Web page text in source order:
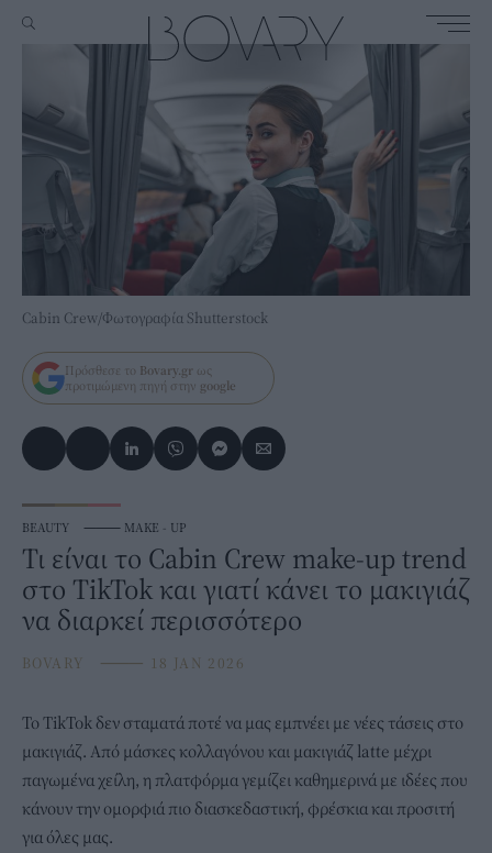
Cabin Crew/Φωτογραφία Shutterstock
Πρόσθεσε το Bovary.gr ως
προτιμώμενη πηγή στην google
BEAUTY ⸻ MAKE - UP
Τι είναι το Cabin Crew make-up trend
στο TikTok και γιατί κάνει το μακιγιάζ
να διαρκεί περισσότερο
BOVARY ⸻ 18 JAN 2026
ΤοTikTok δεν σταματά ποτέ να μας εμπνέει με νέες τάσεις στο
μακιγιάζ. Από μάσκες κολλαγόνου και μακιγιάζ latte μέχρι
παγωμένα χείλη, η πλατφόρμα γεμίζει καθημερινά με ιδέες που
κάνουν την ομορφιά πιο διασκεδαστική, φρέσκια και προσιτή
για όλες μας.